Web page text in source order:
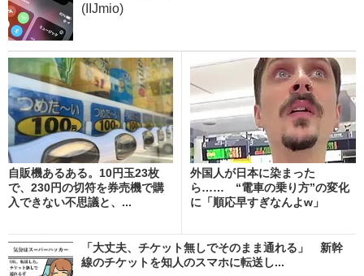
(IIJmio)
自販機あるある。10円玉23枚
で、230円の切符を券売機で購
入できない不思議と、...
外国人が日本に染まった
ら…… “電車の乗り方”の変化
に「順応早すぎなんよw」
「大丈夫、チケット無しでそのまま通れる」 新幹
線のチケットを知人のスマホに転送し...